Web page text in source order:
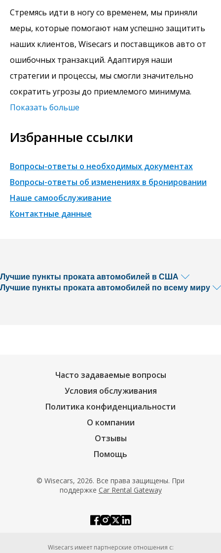
Стремясь идти в ногу со временем, мы приняли
меры, которые помогают нам успешно защитить
наших клиентов, Wisecars и поставщиков авто от
ошибочных транзакций. Адаптируя наши
стратегии и процессы, мы смогли значительно
сократить угрозы до приемлемого минимума.
Показать больше
Избранные ссылки
Вопросы-ответы о необходимых документах
Вопросы-ответы об изменениях в бронировании
Наше самообслуживание
Контактные данные
Лучшие пункты проката автомобилей в США
Лучшие пункты проката автомобилей по всему миру
Часто задаваемые вопросы
Условия обслуживания
Политика конфиденциальности
О компании
Отзывы
Помощь
© Wisecars, 2026. Все права защищены. При
поддержке Car Rental Gateway
Wisecars имеет партнерские отношения с: